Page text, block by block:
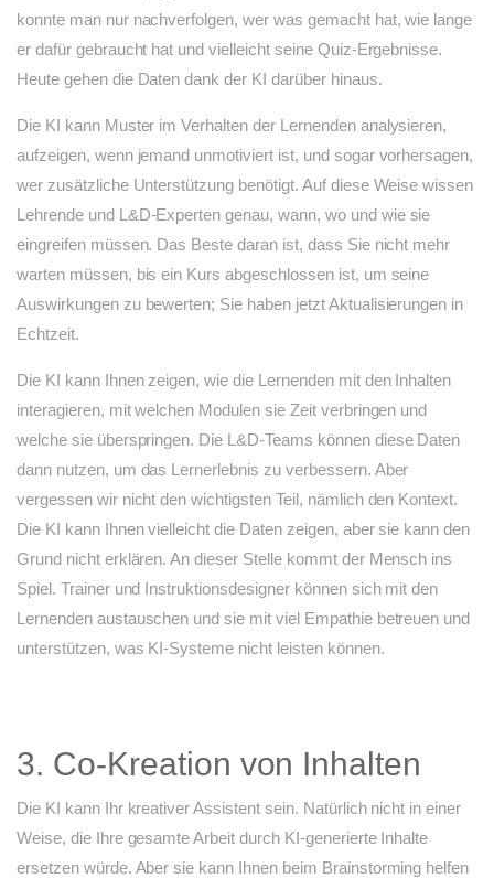
konnte man nur nachverfolgen, wer was gemacht hat, wie lange
er dafür gebraucht hat und vielleicht seine Quiz-Ergebnisse.
Heute gehen die Daten dank der KI darüber hinaus.
Die KI kann Muster im Verhalten der Lernenden analysieren,
aufzeigen, wenn jemand unmotiviert ist, und sogar vorhersagen,
wer zusätzliche Unterstützung benötigt. Auf diese Weise wissen
Lehrende und L&D-Experten genau, wann, wo und wie sie
eingreifen müssen. Das Beste daran ist, dass Sie nicht mehr
warten müssen, bis ein Kurs abgeschlossen ist, um seine
Auswirkungen zu bewerten; Sie haben jetzt Aktualisierungen in
Echtzeit.
Die KI kann Ihnen zeigen, wie die Lernenden mit den Inhalten
interagieren, mit welchen Modulen sie Zeit verbringen und
welche sie überspringen. Die L&D-Teams können diese Daten
dann nutzen, um das Lernerlebnis zu verbessern. Aber
vergessen wir nicht den wichtigsten Teil, nämlich den Kontext.
Die KI kann Ihnen vielleicht die Daten zeigen, aber sie kann den
Grund nicht erklären. An dieser Stelle kommt der Mensch ins
Spiel. Trainer und Instruktionsdesigner können sich mit den
Lernenden austauschen und sie mit viel Empathie betreuen und
unterstützen, was KI-Systeme nicht leisten können.
3. Co-Kreation von Inhalten
Die KI kann Ihr kreativer Assistent sein. Natürlich nicht in einer
Weise, die Ihre gesamte Arbeit durch KI-generierte Inhalte
ersetzen würde. Aber sie kann Ihnen beim Brainstorming helfen